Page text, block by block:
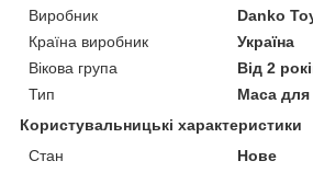
Виробник
Danko
Країна виробник
Україна
Вікова група
Від 2
Тип
Маса для
Користувальницькі характеристики
Стан
Нове